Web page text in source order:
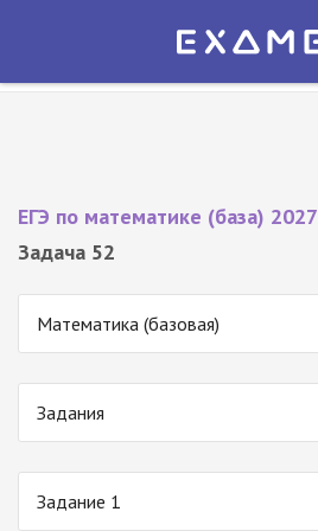
Экзамер — ЕГЭ 2027
ЕГЭ по математике (база) 2027
Задача 52
Математика (базовая)
Задания
Задание 1